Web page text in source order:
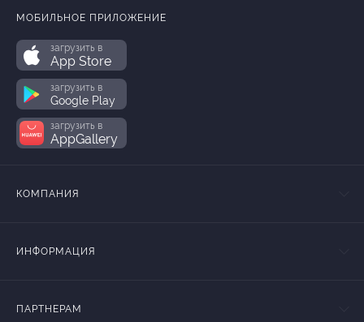
МОБИЛЬНОЕ ПРИЛОЖЕНИЕ
загрузить в
App Store
загрузить в
Google Play
загрузить в
AppGallery
КОМПАНИЯ
ИНФОРМАЦИЯ
ПАРТНЕРАМ